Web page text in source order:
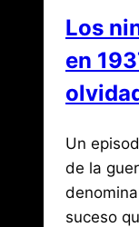
Los
en
Por Jose
María
de
Mena
febrero
3,
2026
3,
Un
de la
suceso